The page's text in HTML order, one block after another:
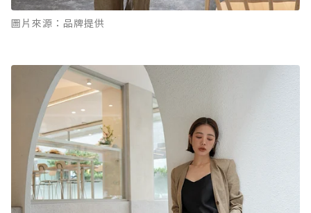
圖片來源：品牌提供